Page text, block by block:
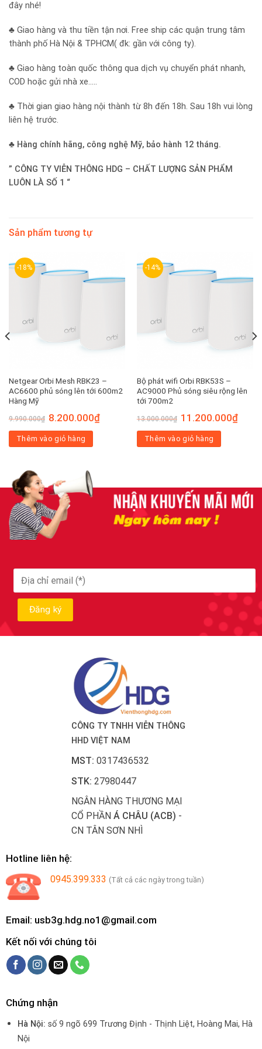
đây nhé!
♣ Giao hàng và thu tiền tận nơi. Free ship các quận trung tâm
thành phố Hà Nội & TPHCM( đk: gần với công ty).
♣ Giao hàng toàn quốc thông qua dịch vụ chuyển phát nhanh,
COD hoặc gửi nhà xe…..
♣ Thời gian giao hàng nội thành từ 8h đến 18h. Sau 18h vui lòng
liên hệ trước.
♣ Hàng chính hãng, công nghệ Mỹ, bảo hành 12 tháng.
” CÔNG TY VIỄN THÔNG HDG – CHẤT LƯỢNG SẢN PHẨM
LUÔN LÀ SỐ 1 “
Sản phẩm tương tự
-18%
Netgear Orbi Mesh RBK23 –
AC6600 phủ sóng lên tới 600m2
Hàng Mỹ
9.990.000₫ Giá
gốc
là:
9.990.000₫.
8.200.000₫Giá
8.200.000₫.
Thêm vào giỏ hàng
-14%
Bộ phát wifi Orbi RBK53S –
AC9000 Phủ sóng siêu rộng lên
tới 700m2
13.000.000₫ Giá
gốc
là:
13.000.000₫.
11.200.000₫Giá
Thêm vào giỏ hàng
CÔNG TY TNHH VIỄN THÔNG
HHD VIỆT NAM
MST: 0317436532
STK: 27980447
NGÂN HÀNG THƯƠNG MẠI
CỔ PHẦN Á CHÂU (ACB) -
CN TÂN SƠN NHÌ
Hotline liên hệ:
0945.399.333 (Tất cả các ngày trong tuần)
Email: usb3g.hdg.no1@gmail.com
Kết nối với chúng tôi
Chứng nhận
Hà Nội:số 9 ngõ 699 Trương Định - Thịnh Liệt, Hoàng Mai, Hà
Nội